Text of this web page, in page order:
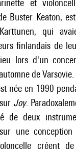
et
Buster Keaton,
qui
finlandais de
lors d'un
de Varsovie.
née en 1990
Joy.
de deux
une conception
créent